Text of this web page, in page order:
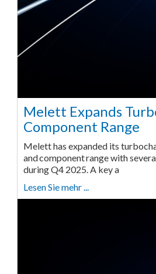
Melett Expands
Component Range
Melett has expanded its
and component range with
during Q4 2025. A key a
Lesen Sie mehr ...